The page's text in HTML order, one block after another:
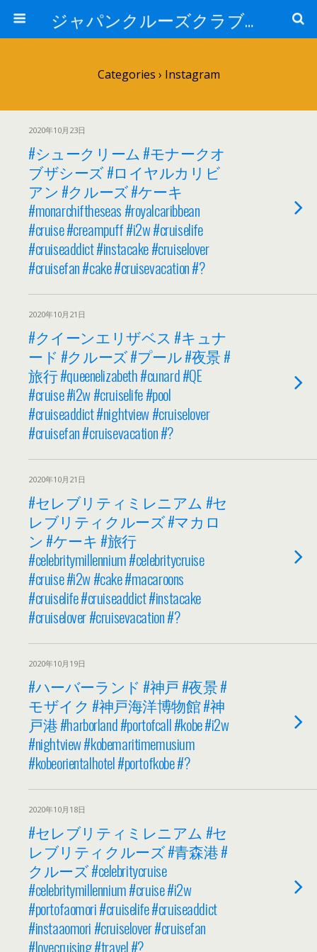
ジャパンクルーズクラブ トピック
Categories › Instagram
2020年10月23日
#シュークリーム #モナークオ
ブザシーズ #ロイヤルカリビ
アン #クルーズ #ケーキ
#monarchiftheseas #royalcaribbean
#cruise #creampuff #i2w #cruiselife
#cruiseaddict #instacake #cruiselover
#cruisefan #cake #cruisevacation #?
2020年10月21日
#クイーンエリザベス #キュナ
ード #クルーズ #プール #夜景 #
旅行 #queenelizabeth #cunard #QE
#cruise #i2w #cruiselife #pool
#cruiseaddict #nightview #cruiselover
#cruisefan #cruisevacation #?
2020年10月21日
#セレブリティミレニアム #セ
レブリティクルーズ #マカロ
ン #ケーキ #旅行
#celebritymillennium #celebritycruise
#cruise #i2w #cake #macaroons
#cruiselife #cruiseaddict #instacake
#cruiselover #cruisevacation #?
2020年10月19日
#ハーバーランド #神戸 #夜景 #
モザイク #神戸海洋博物館 #神
戸港 #harborland #portofcall #kobe #i2w
#nightview #kobemaritimemusium
#kobeorientalhotel #portofkobe #?
2020年10月18日
#セレブリティミレニアム #セ
レブリティクルーズ #青森港 #
クルーズ #celebritycruise
#celebritymillennium #cruise #i2w
#portofaomori #cruiselife #cruiseaddict
#instaaomori #cruiselover #cruisefan
#lovecruising #travel #?